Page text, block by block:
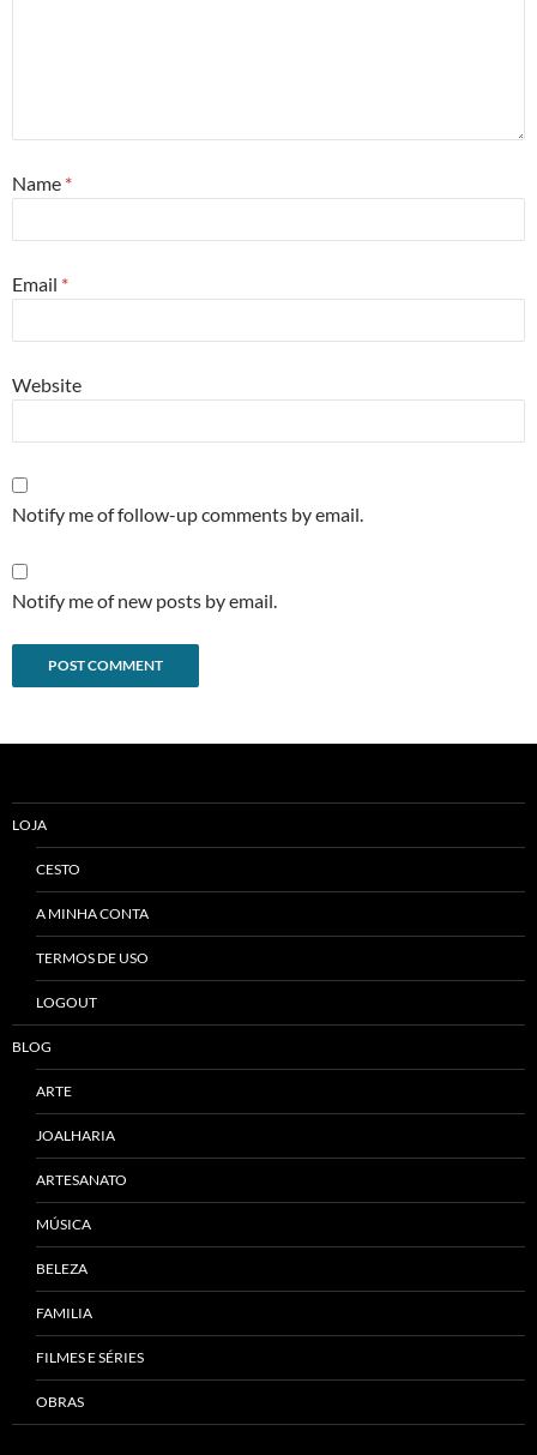
Name *
Email *
Website
Notify me of follow-up comments by email.
Notify me of new posts by email.
LOJA
CESTO
A MINHA CONTA
TERMOS DE USO
LOGOUT
BLOG
ARTE
JOALHARIA
ARTESANATO
MÚSICA
BELEZA
FAMILIA
FILMES E SÉRIES
OBRAS